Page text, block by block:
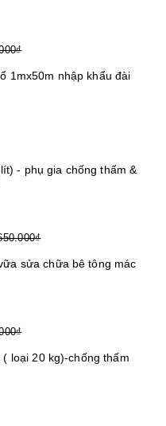
1mx50m nhập khẩu đài
- phụ gia chống thấm &
sửa chữa bê tông mác
( loại 20 kg)-chống thấm